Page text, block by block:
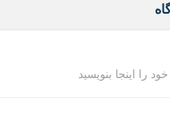
را اینجا بنویسید